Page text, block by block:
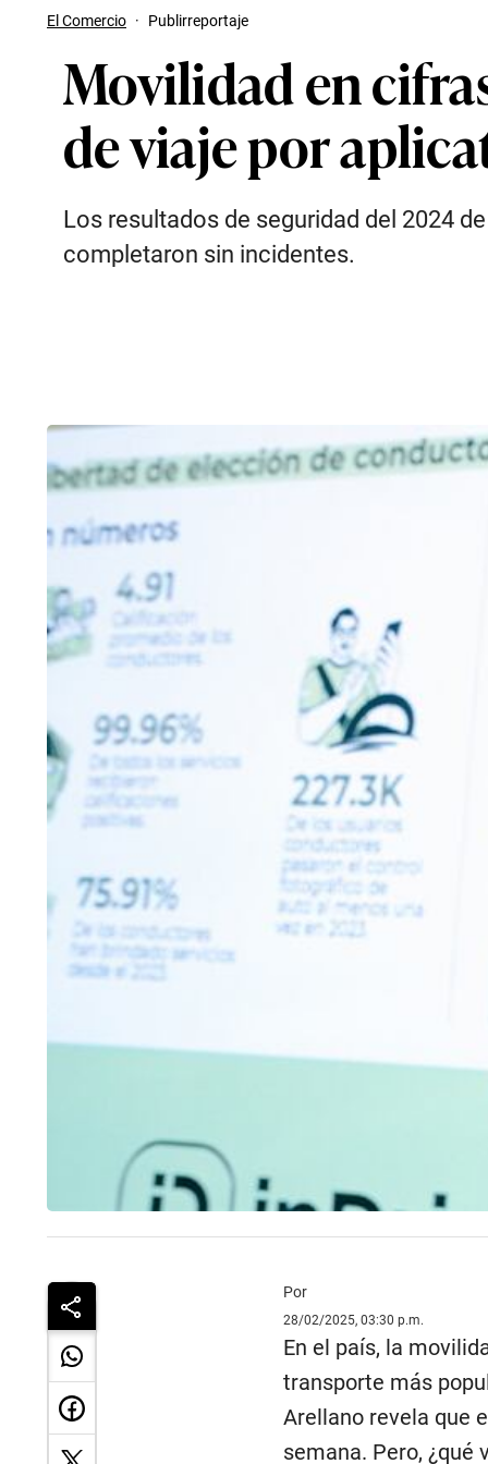
El Comercio · Publirreportaje
Movilidad en
de viaje por
Los resultados de seguridad del 2024
completaron sin incidentes.
Por
28/02/2025, 03:30 p.m.
En el país, la
transporte más
Arellano revela que
semana. Pero, ¿qué